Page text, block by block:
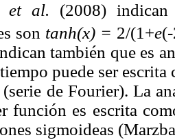
et al. (2008) indican
son tanh(x) = 2/(1+e
también que es
puede ser
(serie de Fourier). La
función es escrita
sigmoideas